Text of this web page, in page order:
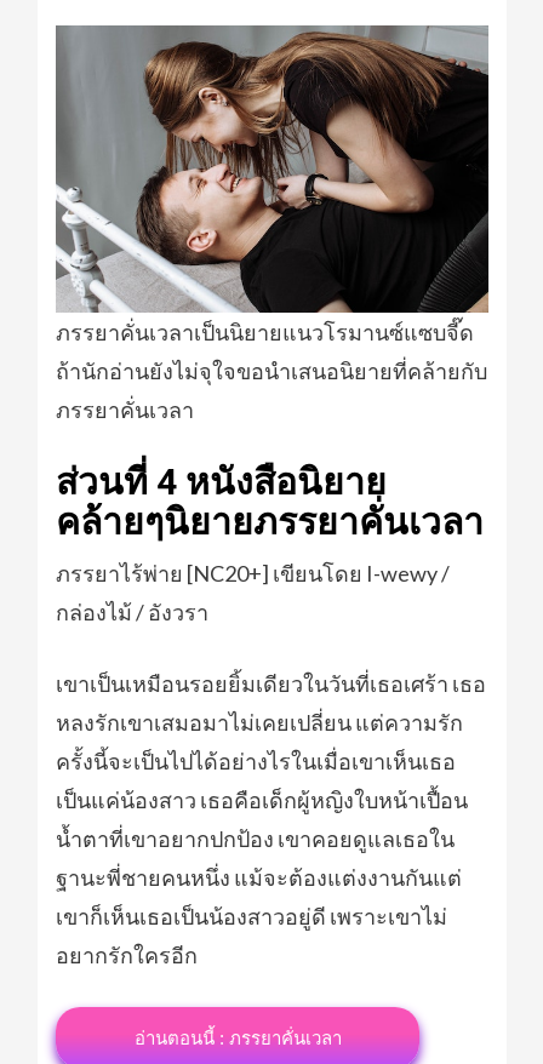
ภรรยาคั่นเวลาเป็นนิยายแนวโรมานซ์แซบจี๊ด
ถ้านักอ่านยังไม่จุใจขอนำเสนอนิยายที่คล้ายกับ
ภรรยาคั่นเวลา
ส่วนที่ 4 หนังสือนิยาย
คล้ายๆนิยายภรรยาคั่นเวลา
ภรรยาไร้พ่าย [NC20+] เขียนโดย I-wewy /
กล่องไม้ / อังวรา
เขาเป็นเหมือนรอยยิ้มเดียวในวันที่เธอเศร้า เธอ
หลงรักเขาเสมอมาไม่เคยเปลี่ยน แต่ความรัก
ครั้งนี้จะเป็นไปได้อย่างไรในเมื่อเขาเห็นเธอ
เป็นแค่น้องสาว เธอคือเด็กผู้หญิงใบหน้าเปื้อน
น้ำตาที่เขาอยากปกป้อง เขาคอยดูแลเธอใน
ฐานะพี่ชายคนหนึ่ง แม้จะต้องแต่งงานกันแต่
เขาก็เห็นเธอเป็นน้องสาวอยู่ดี เพราะเขาไม่
อยากรักใครอีก
อ่านตอนนี้ : ภรรยาคั่นเวลา